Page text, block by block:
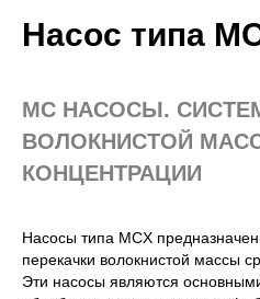
Насос типа
МС НАСОСЫ.
ВОЛОКНИСТОЙ
КОНЦЕНТРАЦИИ
Насосы типа MCX
перекачки волокнистой массы
Эти насосы являются